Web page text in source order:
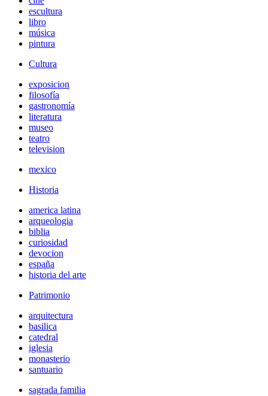
escultura
libro
música
pintura
Cultura
exposicion
filosofía
gastronomía
literatura
museo
teatro
television
mexico
Historia
america latina
arqueologia
biblia
curiosidad
devocion
españa
historia del arte
Patrimonio
arquitectura
basilica
catedral
iglesia
monasterio
santuario
sagrada familia